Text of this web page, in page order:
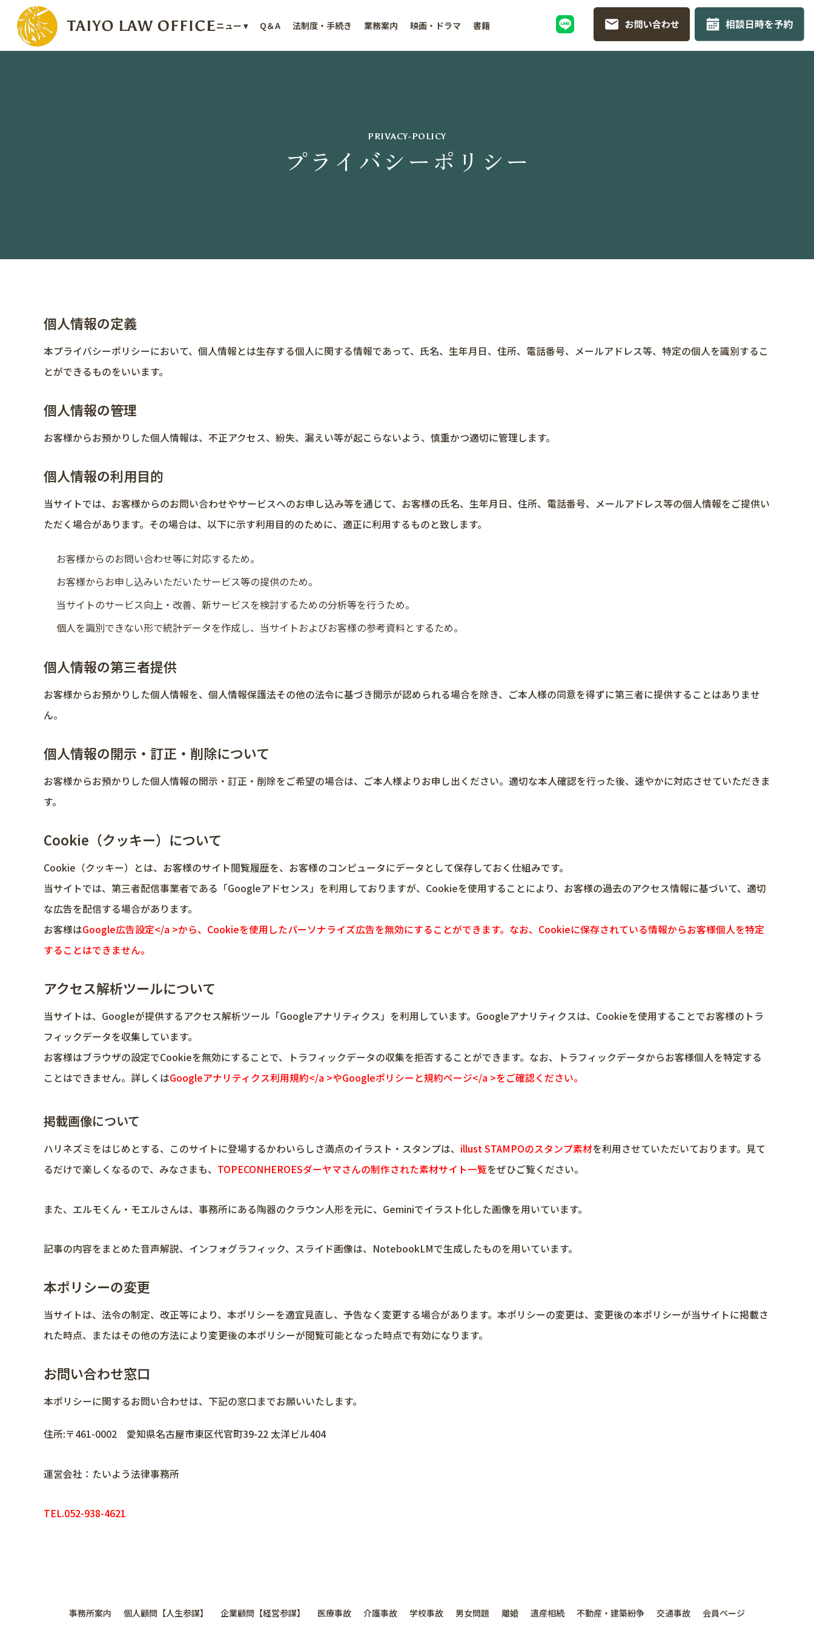
会員ページ 事務所案内 メニュー ▾ Q＆A 法制度・手続き 業務案内 映画・ドラマ 書籍
PRIVACY-POLICY
プライバシーポリシー
個人情報の定義
本プライバシーポリシーにおいて、個人情報とは生存する個人に関する情報であって、氏名、生年月日、住所、電話番号、メールアドレス等、特定の個人を識別するこ
とができるものをいいます。
個人情報の管理
お客様からお預かりした個人情報は、不正アクセス、紛失、漏えい等が起こらないよう、慎重かつ適切に管理します。
個人情報の利用目的
当サイトでは、お客様からのお問い合わせやサービスへのお申し込み等を通じて、お客様の氏名、生年月日、住所、電話番号、メールアドレス等の個人情報をご提供い
ただく場合があります。その場合は、以下に示す利用目的のために、適正に利用するものと致します。
お客様からのお問い合わせ等に対応するため。
お客様からお申し込みいただいたサービス等の提供のため。
当サイトのサービス向上・改善、新サービスを検討するための分析等を行うため。
個人を識別できない形で統計データを作成し、当サイトおよびお客様の参考資料とするため。
個人情報の第三者提供
お客様からお預かりした個人情報を、個人情報保護法その他の法令に基づき開示が認められる場合を除き、ご本人様の同意を得ずに第三者に提供することはありませ
ん。
個人情報の開示・訂正・削除について
お客様からお預かりした個人情報の開示・訂正・削除をご希望の場合は、ご本人様よりお申し出ください。適切な本人確認を行った後、速やかに対応させていただきま
す。
Cookie（クッキー）について
Cookie（クッキー）とは、お客様のサイト閲覧履歴を、お客様のコンピュータにデータとして保存しておく仕組みです。
当サイトでは、第三者配信事業者である「Googleアドセンス」を利用しておりますが、Cookieを使用することにより、お客様の過去のアクセス情報に基づいて、適切
な広告を配信する場合があります。
お客様はGoogle広告設定</a >から、Cookieを使用したパーソナライズ広告を無効にすることができます。なお、Cookieに保存されている情報からお客様個人を特定
することはできません。
アクセス解析ツールについて
当サイトは、Googleが提供するアクセス解析ツール「Googleアナリティクス」を利用しています。Googleアナリティクスは、Cookieを使用することでお客様のトラ
フィックデータを収集しています。
お客様はブラウザの設定でCookieを無効にすることで、トラフィックデータの収集を拒否することができます。なお、トラフィックデータからお客様個人を特定する
ことはできません。詳しくはGoogleアナリティクス利用規約</a >やGoogleポリシーと規約ページ</a >をご確認ください。
掲載画像について
ハリネズミをはじめとする、このサイトに登場するかわいらしさ満点のイラスト・スタンプは、 illust STAMPOのスタンプ素材を利用させていただいております。見て
るだけで楽しくなるので、みなさまも、 TOPECONHEROESダーヤマさんの制作された素材サイト一覧をぜひご覧ください。
また、エルモくん・モエルさんは、事務所にある陶器のクラウン人形を元に、Geminiでイラスト化した画像を用いています。
記事の内容をまとめた音声解説、インフォグラフィック、スライド画像は、NotebookLMで生成したものを用いています。
本ポリシーの変更
当サイトは、法令の制定、改正等により、本ポリシーを適宜見直し、予告なく変更する場合があります。本ポリシーの変更は、変更後の本ポリシーが当サイトに掲載さ
れた時点、またはその他の方法により変更後の本ポリシーが閲覧可能となった時点で有効になります。
お問い合わせ窓口
本ポリシーに関するお問い合わせは、下記の窓口までお願いいたします。
住所:〒461-0002 愛知県名古屋市東区代官町39-22 太洋ビル404
運営会社：たいよう法律事務所
TEL.052-938-4621
事務所案内 個人顧問【人生参謀】 企業顧問【経営参謀】 医療事故 介護事故 学校事故 男女問題 離婚 遺産相続 不動産・建築紛争 交通事故 会員ページ